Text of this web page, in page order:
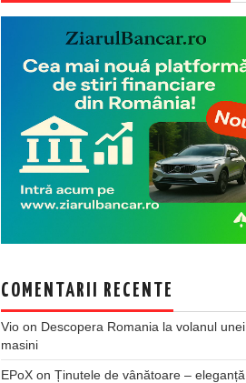
COMENTARII RECENTE
Vio on Descopera Romania la volanul unei
masini
EPoX on Ținutele de vânătoare – eleganță,